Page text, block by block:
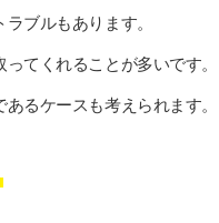
ブルもあります。
てくれることが多いです。
るケースも考えられます。